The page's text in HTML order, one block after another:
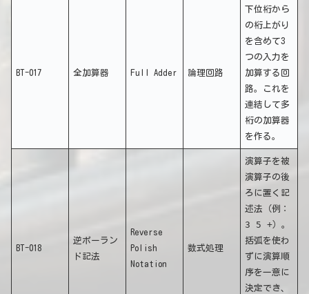
BT-017 全加算器 Full Adder 論理回路
下位桁から
の桁上がり
を含めて3
つの入力を
加算する回
路。これを
連結して多
桁の加算器
を作る。
BT-018
逆ポーラン
ド記法
Reverse
Polish
Notation
数式処理
演算子を被
演算子の後
ろに置く記
述法（例：
3 5 +）。
括弧を使わ
ずに演算順
序を一意に
決定でき、